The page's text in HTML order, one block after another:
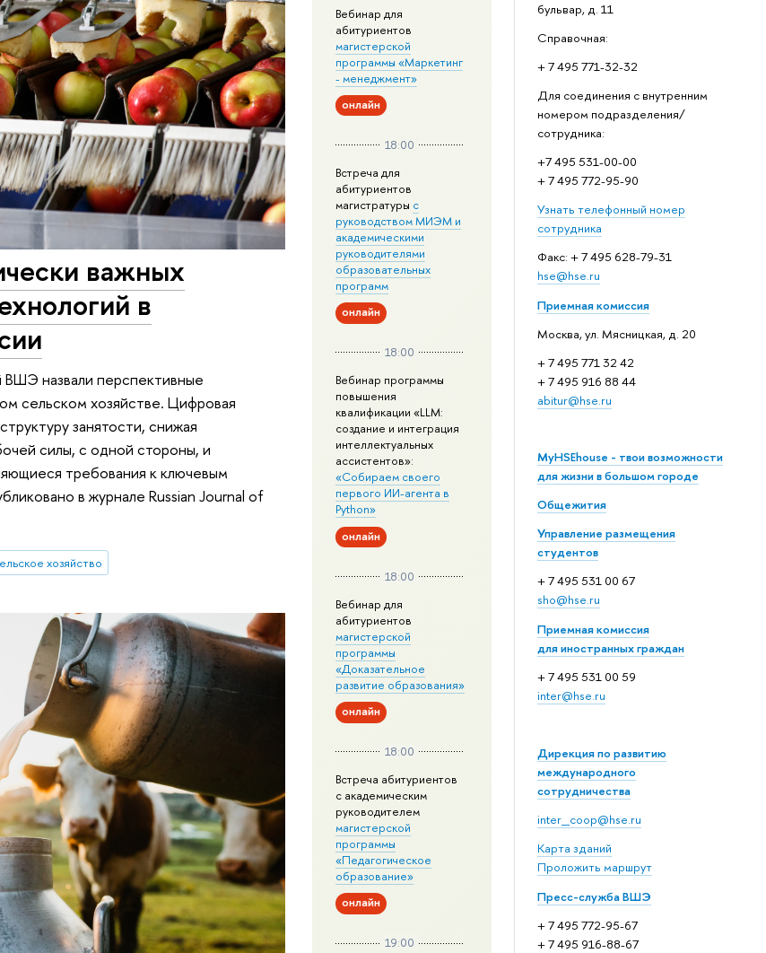
бульвар, д. 11
Справочная:
+ 7 495 771-32-32
Для соединения с внутренним
номером подразделения/
сотрудника:
+7 495 531-00-00
+ 7 495 772-95-90
Узнать телефонный номер
сотрудника
Факс: + 7 495 628-79-31
hse@hse.ru
Приемная комиссия
Москва, ул. Мясницкая, д. 20
+ 7 495 771 32 42
+ 7 495 916 88 44
abitur@hse.ru
MyHSEhouse - твои возможности
для жизни в большом городе
Общежития
Управление размещения
студентов
+ 7 495 531 00 67
sho@hse.ru
Приемная комиссия
для иностранных граждан
+ 7 495 531 00 59
inter@hse.ru
Дирекция по развитию
международного
сотрудничества
inter_coop@hse.ru
Карта зданий
Проложить маршрут
Пресс-служба ВШЭ
+ 7 495 772-95-67
+ 7 495 916-88-67
Вебинар для
абитуриентов
магистерской
программы «Маркетинг
- менеджмент»
онлайн
18:00
Встреча для
абитуриентов
магистратуры с
руководством МИЭМ и
академическими
руководителями
образовательных
программ
онлайн
18:00
Вебинар программы
повышения
квалификации «LLM:
создание и интеграция
интеллектуальных
ассистентов»:
«Собираем своего
первого ИИ-агента в
Python»
онлайн
18:00
Вебинар для
абитуриентов
магистерской
программы
«Доказательное
развитие образования»
онлайн
18:00
Встреча абитуриентов
с академическим
руководителем
магистерской
программы
«Педагогическое
образование»
онлайн
19:00
важных
в
ВШЭ назвали перспективные
сельском хозяйстве. Цифровая
занятости, снижая
силы, с одной стороны, и
требования к ключевым
в журнале Russian Journal of
хозяйство